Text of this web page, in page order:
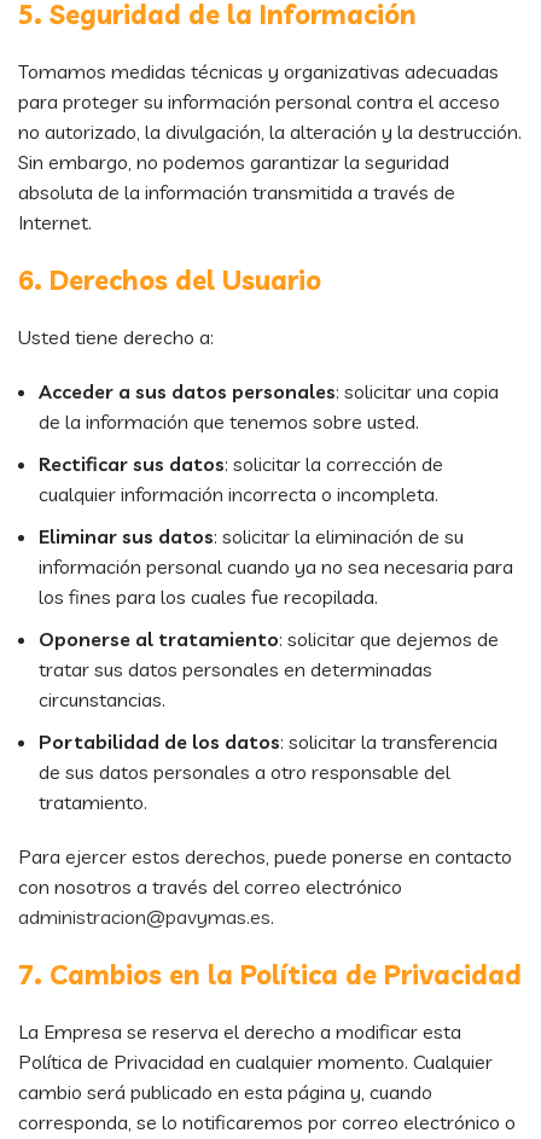
5. Seguridad de la Información
Tomamos medidas técnicas y organizativas adecuadas
para proteger su información personal contra el acceso
no autorizado, la divulgación, la alteración y la destrucción.
Sin embargo, no podemos garantizar la seguridad
absoluta de la información transmitida a través de
Internet.
6. Derechos del Usuario
Usted tiene derecho a:
Acceder a sus datos personales: solicitar una copia
de la información que tenemos sobre usted.
Rectificar sus datos: solicitar la corrección de
cualquier información incorrecta o incompleta.
Eliminar sus datos: solicitar la eliminación de su
información personal cuando ya no sea necesaria para
los fines para los cuales fue recopilada.
Oponerse al tratamiento: solicitar que dejemos de
tratar sus datos personales en determinadas
circunstancias.
Portabilidad de los datos: solicitar la transferencia
de sus datos personales a otro responsable del
tratamiento.
Para ejercer estos derechos, puede ponerse en contacto
con nosotros a través del correo electrónico
administracion@pavymas.es.
7. Cambios en la Política de Privacidad
La Empresa se reserva el derecho a modificar esta
Política de Privacidad en cualquier momento. Cualquier
cambio será publicado en esta página y, cuando
corresponda, se lo notificaremos por correo electrónico o